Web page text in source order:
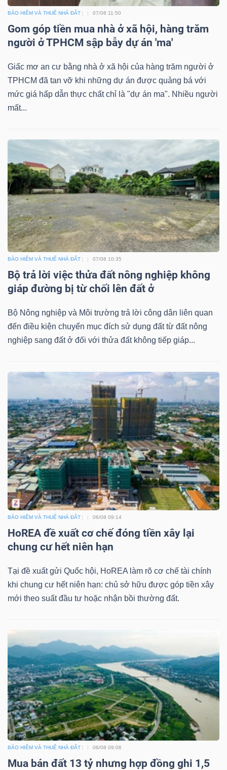
BẢO HIỂM VÀ THUẾ NHÀ ĐẤT 07/08 11:50
Gom góp tiền mua nhà ở xã hội, hàng trăm
người ở TPHCM sập bẫy dự án 'ma'
Giấc mơ an cư bằng nhà ở xã hội của hàng trăm người ở
TPHCM đã tan vỡ khi những dự án được quảng bá với
mức giá hấp dẫn thực chất chỉ là "dự án ma". Nhiều người
mất...
BẢO HIỂM VÀ THUẾ NHÀ ĐẤT 07/08 10:35
Bộ trả lời việc thửa đất nông nghiệp không
giáp đường bị từ chối lên đất ở
Bộ Nông nghiệp và Môi trường trả lời công dân liên quan
đến điều kiện chuyển mục đích sử dụng đất từ đất nông
nghiệp sang đất ở đối với thửa đất không tiếp giáp...
BẢO HIỂM VÀ THUẾ NHÀ ĐẤT 06/08 09:14
HoREA đề xuất cơ chế đóng tiền xây lại
chung cư hết niên hạn
Tại đề xuất gửi Quốc hội, HoREA làm rõ cơ chế tài chính
khi chung cư hết niên hạn: chủ sở hữu được góp tiền xây
mới theo suất đầu tư hoặc nhận bồi thường đất.
BẢO HIỂM VÀ THUẾ NHÀ ĐẤT 06/08 09:06
Mua bán đất 13 tỷ nhưng hợp đồng ghi 1,5
TIÊU
DÙNG
THIẾT
YẾU
CHĂM
SÓC
SỨC
KHỎE
TÀI
CHÍNH
THÔNG
DỊCH
VỤ
TRUYỀN
THÔNG
ÍCH
ĐỘNG
SẢN
Mã
chứng
khoán
(-)
Tất cả Cổ phiếu Chỉ số Chứng chỉ quỹ